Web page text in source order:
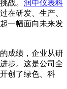
战。 润中仪表科
在研发、生产、
一幅面向未来发
成绩，企业从研
步。这是公司全
创了绿色、科